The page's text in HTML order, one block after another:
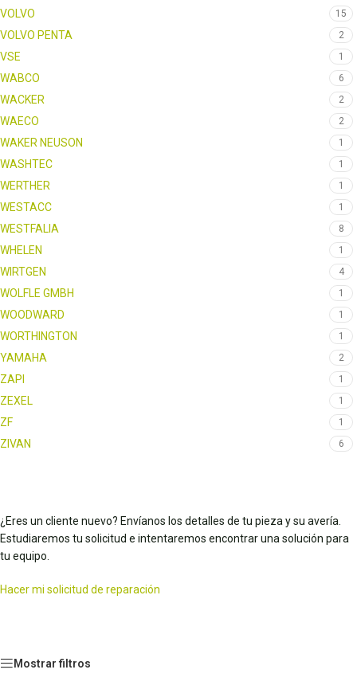
VOLVO 15
VOLVO PENTA 2
VSE 1
WABCO 6
WACKER 2
WAECO 2
WAKER NEUSON 1
WASHTEC 1
WERTHER 1
WESTACC 1
WESTFALIA 8
WHELEN 1
WIRTGEN 4
WOLFLE GMBH 1
WOODWARD 1
WORTHINGTON 1
YAMAHA 2
ZAPI 1
ZEXEL 1
ZF 1
ZIVAN 6
¿Eres un cliente nuevo? Envíanos los detalles de tu pieza y su avería.
Estudiaremos tu solicitud e intentaremos encontrar una solución para
tu equipo.
Hacer mi solicitud de reparación
Mostrar filtros